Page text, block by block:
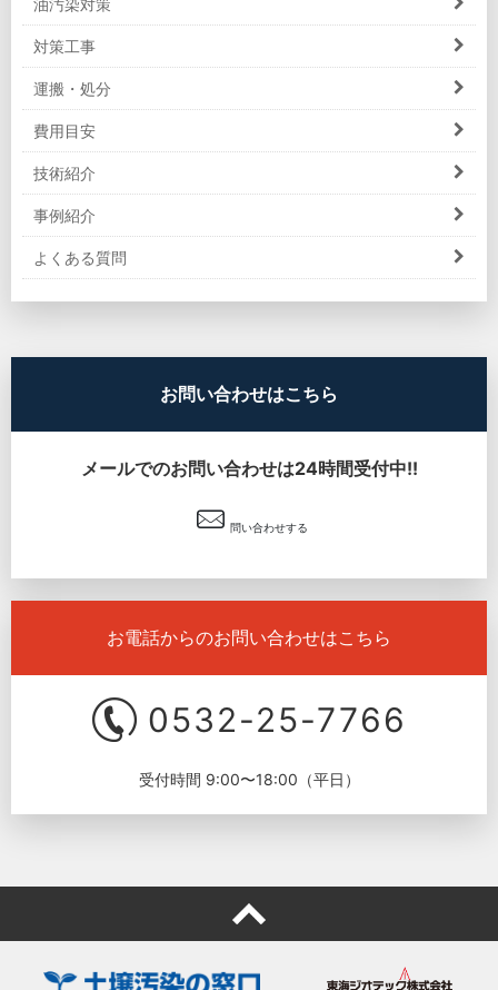
油汚染対策
対策工事
運搬・処分
費用目安
技術紹介
事例紹介
よくある質問
お問い合わせはこちら
メールでのお問い合わせは24時間受付中!!
問い合わせする
お電話からのお問い合わせはこちら
0532-25-7766
受付時間 9:00〜18:00（平日）